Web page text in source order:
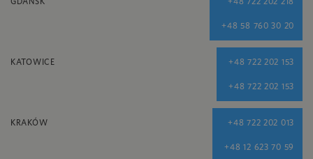
+48 58 760 30 20
KATOWICE +48 722 202 153
+48 722 202 153
KRAKÓW +48 722 202 013
+48 12 623 70 59